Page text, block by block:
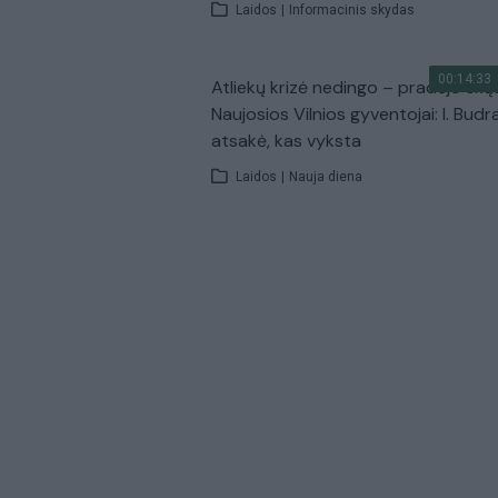
Laidos | Informacinis skydas
00:14:33
Atliekų krizė nedingo – pradėjo
Naujosios Vilnios gyventojai: I.
atsakė, kas vyksta
Laidos | Nauja diena